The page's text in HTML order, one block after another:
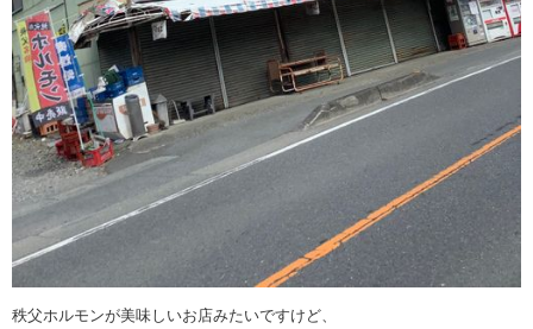
秩父ホルモンが美味しいお店みたいですけど、